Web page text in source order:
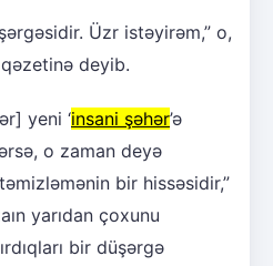
Üzr istəyirəm,” o,
deyib.
yeni ‘insani şəhər’ə
o zaman deyə
bir hissəsidir,”
yarıdan çoxunu
bir düşərgə